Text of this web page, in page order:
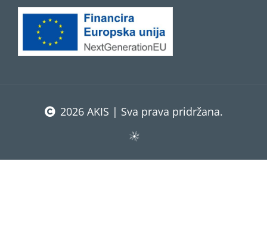
2026 AKIS | Sva prava pridržana.